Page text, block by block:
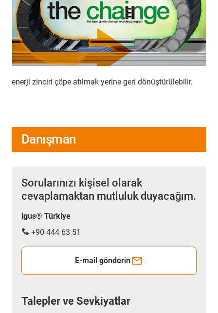
enerji zinciri çöpe atılmak yerine geri dönüştürülebilir.
Danışman
Sorularınızı kişisel olarak
cevaplamaktan mutluluk duyacağım.
igus® Türkiye
+90 444 63 51
E-mail gönderin
Talepler ve Sevkiyatlar